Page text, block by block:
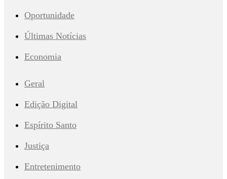
Oportunidade
Últimas Notícias
Economia
Geral
Edição Digital
Espírito Santo
Justiça
Entretenimento